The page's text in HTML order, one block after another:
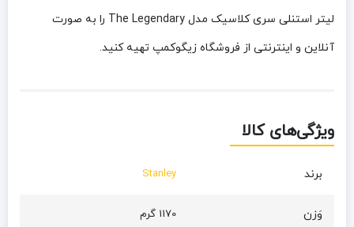
لیتر استنلی سری کلاسیک مدل The Legendary را به صورت
آنلاین و اینترنتی از فروشگاه زیگوکمپ تهیه کنید.
ویژگی‌های کالا
برند Stanley
وَزن 1170 گرم